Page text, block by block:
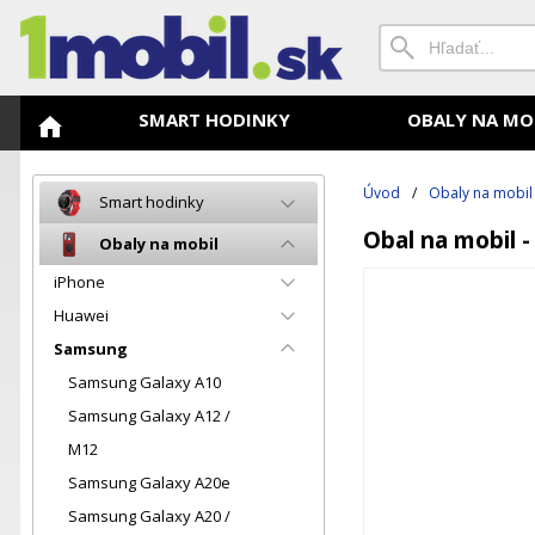
SMART HODINKY OBALY NA
Smart hodinky
Obaly na mobil
iPhone
Huawei
Samsung
Samsung Galaxy A10
Samsung Galaxy A12 /
M12
Samsung Galaxy A20e
Samsung Galaxy A20 /
Úvod / Obaly na mobil
Obal na mobil